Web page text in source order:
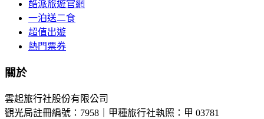
酷派旅遊官網
一泊送二食
超值出遊
熱門票券
關於
雲起旅行社股份有限公司
觀光局註冊編號：7958｜甲種旅行社執照：甲 03781